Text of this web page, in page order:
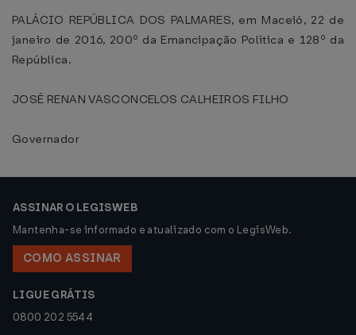
PALÁCIO REPÚBLICA DOS PALMARES, em Maceió, 22 de
janeiro de 2016, 200º da Emancipação Política e 128º da
República.
JOSÉ RENAN VASCONCELOS CALHEIROS FILHO
Governador
ASSINAR O LEGISWEB
Mantenha-se informado e atualizado com o LegisWeb.
COMO ASSINAR
LIGUE GRÁTIS
0800 202 5544